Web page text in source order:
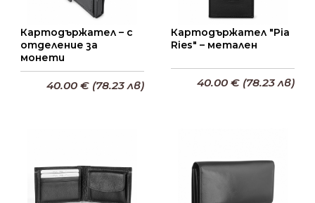
Картодържател – с
отделение за
монети
40.00 € (78.23 лв)
Картодържател "Pia
Ries" – метален
40.00 € (78.23 лв)